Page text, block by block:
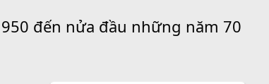
đến nửa đầu những năm 70